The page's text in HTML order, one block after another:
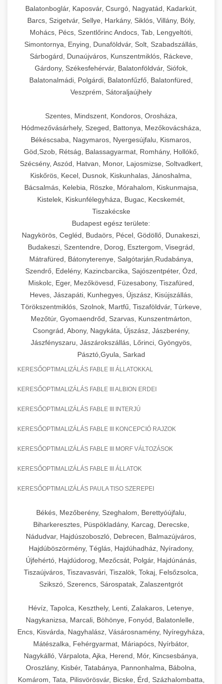
Balatonboglár, Kaposvár, Csurgó, Nagyatád, Kadarkút,
Barcs, Szigetvár, Sellye, Harkány, Siklós, Villány, Bóly,
Mohács, Pécs, Szentlőrinc Andocs, Tab, Lengyeltóti,
Simontornya, Enying, Dunaföldvár, Solt, Szabadszállás,
Sárbogárd, Dunaújváros, Kunszentmiklós, Ráckeve,
Gárdony, Székesfehérvár, Balatonföldvár, Siófok,
Balatonalmádi, Polgárdi, Balatonfűzfő, Balatonfüred,
Veszprém, Sátoraljaújhely
Szentes, Mindszent, Kondoros, Orosháza,
Hódmezővásárhely, Szeged, Battonya, Mezőkovácsháza,
Békéscsaba, Nagymaros, Nyergesújfalu, Kismaros,
Göd,Szob, Rétság, Balassagyarmat, Romhány, Hollókő,
Szécsény, Aszód, Hatvan, Monor, Lajosmizse, Soltvadkert,
Kiskőrös, Kecel, Dusnok, Kiskunhalas, Jánoshalma,
Bácsalmás, Kelebia, Röszke, Mórahalom, Kiskunmajsa,
Kistelek, Kiskunfélegyháza, Bugac, Kecskemét,
Tiszakécske
Budapest egész területe:
Nagykörös, Cegléd, Budaörs, Pécel, Gödöllő, Dunakeszi,
Budakeszi, Szentendre, Dorog, Esztergom, Visegrád,
Mátrafüred, Bátonyterenye, Salgótarján,Rudabánya,
Szendrő, Edelény, Kazincbarcika, Sajószentpéter, Ózd,
Miskolc, Eger, Mezőkövesd, Füzesabony, Tiszafüred,
Heves, Jászapáti, Kunhegyes, Újszász, Kisújszállás,
Törökszentmiklós, Szolnok, Martfű, Tiszaföldvár, Túrkeve,
Mezőtúr, Gyomaendrőd, Szarvas, Kunszentmárton,
Csongrád, Abony, Nagykáta, Újszász, Jászberény,
Jászfényszaru, Jászárokszállás, Lőrinci, Gyöngyös,
Pásztó,Gyula, Sarkad
KERESŐOPTIMALIZÁLÁS FABLE III ÁLLATOKKAL
KERESŐOPTIMALIZÁLÁS FABLE III ALBION ERDEI
KERESŐOPTIMALIZÁLÁS FABLE III INTERJÚ
KERESŐOPTIMALIZÁLÁS FABLE III KONCEPCIÓ RAJZOK
KERESŐOPTIMALIZÁLÁS FABLE III MORF VÁLTOZÁSOK
KERESŐOPTIMALIZÁLÁS FABLE III ÁLLATOK
KERESŐOPTIMALIZÁLÁS PAULA TISO SZEREPEI
Békés, Mezőberény, Szeghalom, Berettyóújfalu,
Biharkeresztes, Püspökladány, Karcag, Derecske,
Nádudvar, Hajdúszoboszló, Debrecen, Balmazújváros,
Hajdúböszörmény, Téglás, Hajdúhadház, Nyíradony,
Újfehértó, Hajdúdorog, Mezőcsát, Polgár, Hajdúnánás,
Tiszaújváros, Tiszavasvári, Tiszalök, Tokaj, Felsőzsolca,
Szikszó, Szerencs, Sárospatak, Zalaszentgrót
Hévíz, Tapolca, Keszthely, Lenti, Zalakaros, Letenye,
Nagykanizsa, Marcali, Böhönye, Fonyód, Balatonlelle,
Encs, Kisvárda, Nagyhalász, Vásárosnamény, Nyíregyháza,
Mátészalka, Fehérgyarmat, Máriapócs, Nyírbátor,
Nagykálló, Várpalota, Ajka, Herend, Mór, Kincsesbánya,
Oroszlány, Kisbér, Tatabánya, Pannonhalma, Bábolna,
Komárom, Tata, Pilisvörösvár, Bicske, Érd, Százhalombatta,